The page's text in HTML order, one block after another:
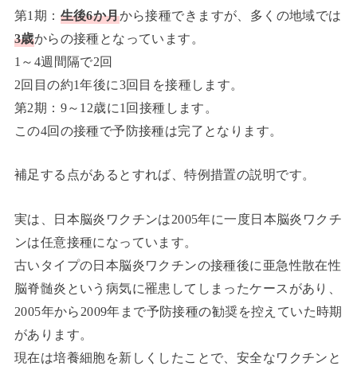
第1期： 生後6か月から接種できますが、多くの地域では
3歳からの接種となっています。
1～4週間隔で2回
2回目の約1年後に3回目を接種します。
第2期：9～12歳に1回接種します。
この4回の接種で予防接種は完了となります。
補足する点があるとすれば、特例措置の説明です。
実は、日本脳炎ワクチンは2005年に一度日本脳炎ワクチ
ンは任意接種になっています。
古いタイプの日本脳炎ワクチンの接種後に亜急性散在性
脳脊髄炎という病気に罹患してしまったケースがあり、
2005年から2009年まで予防接種の勧奨を控えていた時期
があります。
現在は培養細胞を新しくしたことで、安全なワクチンと